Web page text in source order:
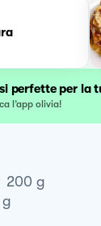
perfette per la
l’app olivia!
200 g
g